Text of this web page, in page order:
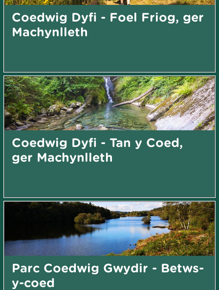
Coedwig Dyfi - Foel Friog, ger
Machynlleth
Coedwig Dyfi - Tan y Coed,
ger Machynlleth
Parc Coedwig Gwydir - Betws-
y-coed